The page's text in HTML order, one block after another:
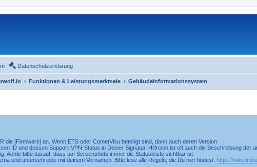
Datenschutzerklärung
Funktionen & Leistungsmerkmale Gebäudeinformationssystem
die [Firmware] an. Wenn ETS oder CometVisu beteiligt sind, dann auch deren Version
ID und dessen Support-VPN-Status in Deiner Signatur. Hilfreich ist oft auch die Beschreibung
Achte bitte darauf, dass auf Screenshots immer die Statusleiste sichtbar ist
und unterschreibe mit deinem Vornamen. Bitte lese alle Regeln, die Du hier findest: https://